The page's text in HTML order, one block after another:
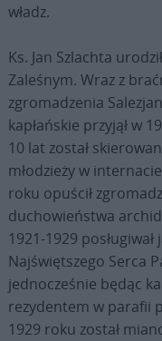
władz.
Ks. Jan Szlachta
Zaleśnym. Wraz z
zgromadzenia
kapłańskie przyjął w
10 lat został
młodzieży w
roku opuścił
duchowieństwa
1921-1929
Najświętszego Serca
jednocześnie będąc
rezydentem w parafii
1929 roku został